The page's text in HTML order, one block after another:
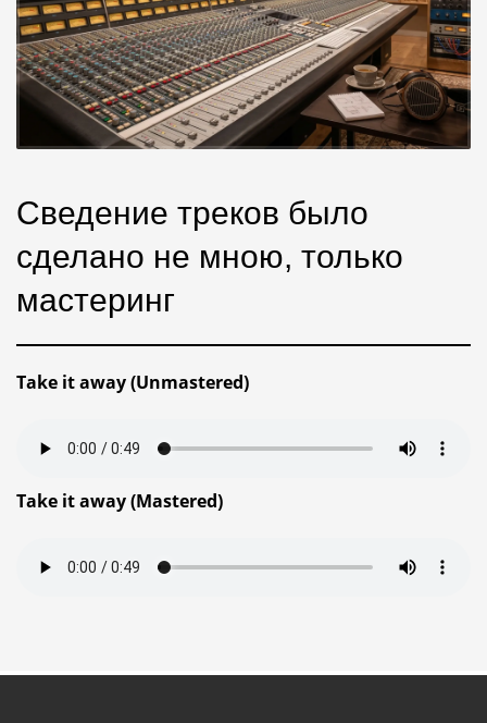
Сведение треков было
сделано не мною, только
мастеринг
Take it away (Unmastered)
Take it away (Mastered)